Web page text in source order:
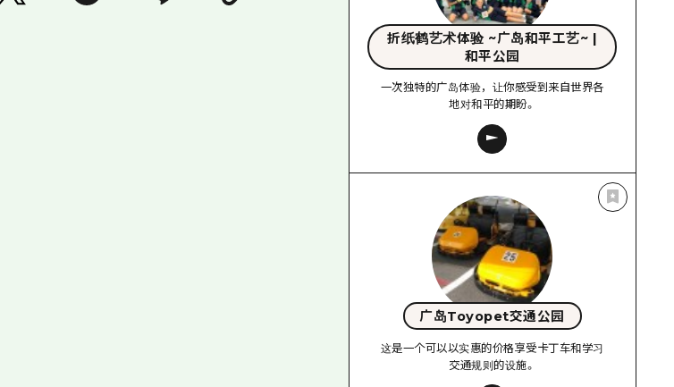
折纸鹤艺术体验 ~广岛和平工艺~ |
和平公园
一次独特的广岛体验，让你感受到来自世界各
地对和平的期盼。
广岛Toyopet交通公园
这是一个可以以实惠的价格享受卡丁车和学习
交通规则的设施。